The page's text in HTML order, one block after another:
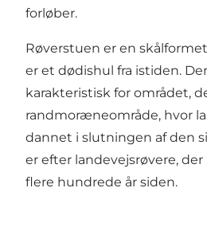
forløber.
Røverstuen er en
er et dødishul fra istiden.
karakteristisk for området,
randmoræneområde, hvor
dannet i slutningen af den
er efter landevejsrøvere,
flere hundrede år siden.